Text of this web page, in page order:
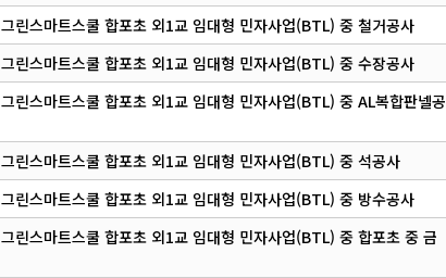
그린스마트스쿨 합포초 외1교 임대형 민자사업(BTL) 중 철거공사
그린스마트스쿨 합포초 외1교 임대형 민자사업(BTL) 중 수장공사
그린스마트스쿨 합포초 외1교 임대형 민자사업(BTL) 중 AL복합판넬공
그린스마트스쿨 합포초 외1교 임대형 민자사업(BTL) 중 석공사
그린스마트스쿨 합포초 외1교 임대형 민자사업(BTL) 중 방수공사
그린스마트스쿨 합포초 외1교 임대형 민자사업(BTL) 중 합포초 중 금